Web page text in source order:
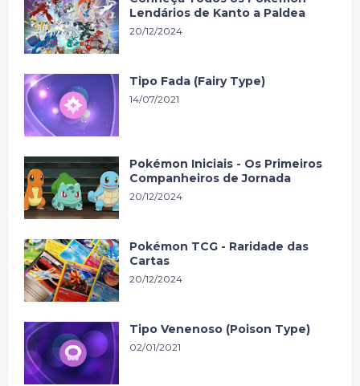
Lendários de Kanto a Paldea
20/12/2024
Tipo Fada (Fairy Type)
14/07/2021
Pokémon Iniciais - Os Primeiros
Companheiros de Jornada
20/12/2024
Pokémon TCG - Raridade das
Cartas
20/12/2024
Tipo Venenoso (Poison Type)
02/01/2021